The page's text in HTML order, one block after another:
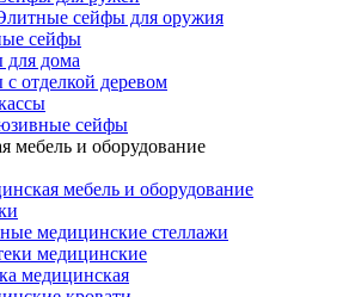
сейфы для оружия
сейфы
дома
отделкой деревом
сейфы
мебель и оборудование
мебель и оборудование
медицинские стеллажи
медицинские
медицинская